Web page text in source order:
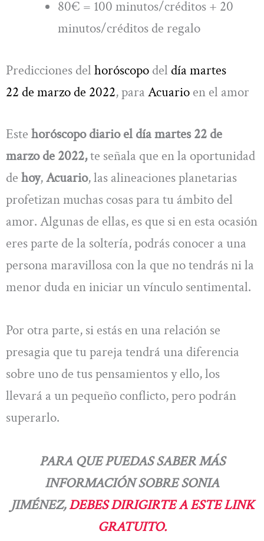
80€ = 100 minutos/créditos + 20
minutos/créditos de regalo
Predicciones del horóscopo del díamartes
22 de marzode 2022, para Acuario en el amor
Este horóscopo diario el día martes 22 de
marzo de 2022,te señala que en la oportunidad
de hoy,Acuario, las alineaciones planetarias
profetizan muchas cosas para tu ámbito del
amor. Algunas de ellas, es que si en esta ocasión
eres parte de la soltería, podrás conocer a una
persona maravillosa con la que no tendrás ni la
menor duda en iniciar un vínculo sentimental.
Por otra parte, si estás en una relación se
presagia que tu pareja tendrá una diferencia
sobre uno de tus pensamientos y ello, los
llevará a un pequeño conflicto, pero podrán
superarlo.
PARA QUE PUEDAS SABER MÁS
INFORMACIÓN SOBRE SONIA
JIMÉNEZ,DEBES DIRIGIRTE A ESTE LINK
GRATUITO.